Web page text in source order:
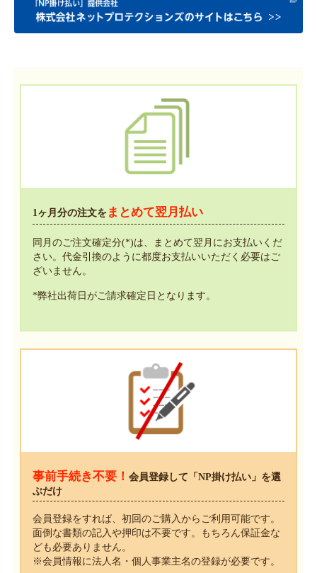
1ヶ月分の注文をまとめて翌月払い
同月のご注文確定分(*)は、まとめて翌月にお支払いくだ
さい。代金引換のように都度お支払いいただく必要はご
ざいません。
*弊社出荷日がご請求確定日となります。
事前手続き不要！ 会員登録して「NP掛け払い」を選
ぶだけ
会員登録をすれば、初回のご購入からご利用可能です。
面倒な書類の記入や押印は不要です。もちろん保証金な
ども必要ありません。
※会員情報に法人名・個人事業主名の登録が必要です。